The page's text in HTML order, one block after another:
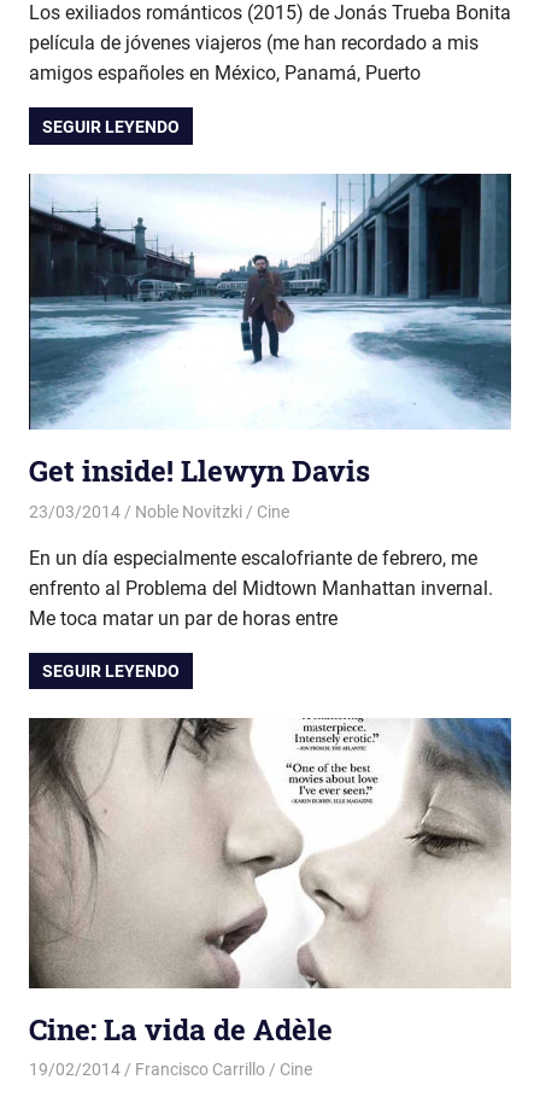
Los exiliados románticos (2015) de Jonás Trueba Bonita
película de jóvenes viajeros (me han recordado a mis
amigos españoles en México, Panamá, Puerto
SEGUIR LEYENDO
Get inside! Llewyn Davis
23/03/2014 Noble Novitzki Cine
En un día especialmente escalofriante de febrero, me
enfrento al Problema del Midtown Manhattan invernal.
Me toca matar un par de horas entre
SEGUIR LEYENDO
Cine: La vida de Adèle
19/02/2014 Francisco Carrillo Cine